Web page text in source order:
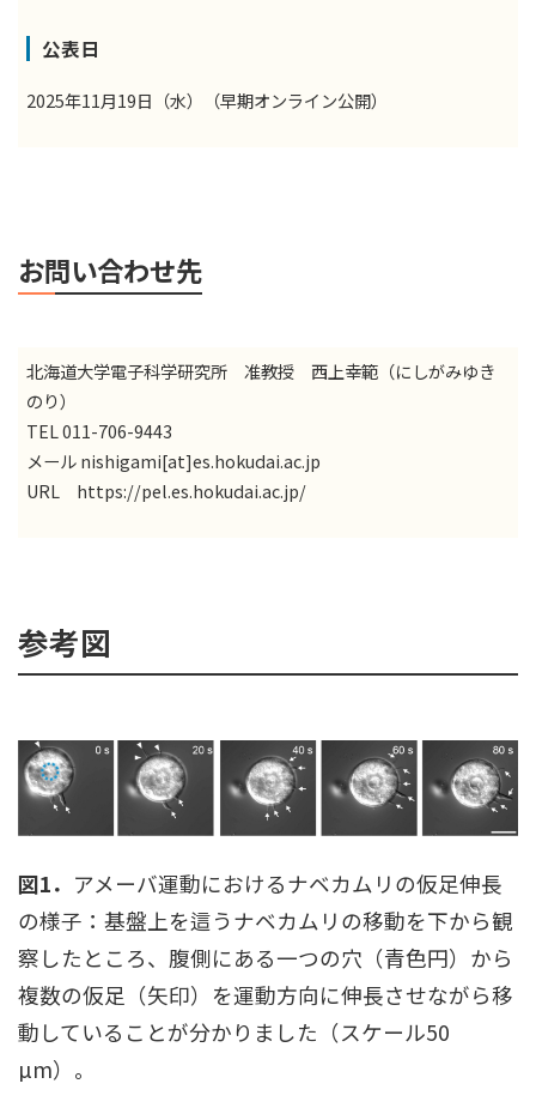
公表日
2025年11月19日（水）（早期オンライン公開）
お問い合わせ先
北海道大学電子科学研究所 准教授 西上幸範（にしがみゆき
のり）
TEL 011-706-9443
メール nishigami[at]es.hokudai.ac.jp
URL https://pel.es.hokudai.ac.jp/
参考図
図1． アメーバ運動におけるナベカムリの仮足伸長
の様子：基盤上を這うナベカムリの移動を下から観
察したところ、腹側にある一つの穴（青色円）から
複数の仮足（矢印）を運動方向に伸長させながら移
動していることが分かりました（スケール50
µm）。